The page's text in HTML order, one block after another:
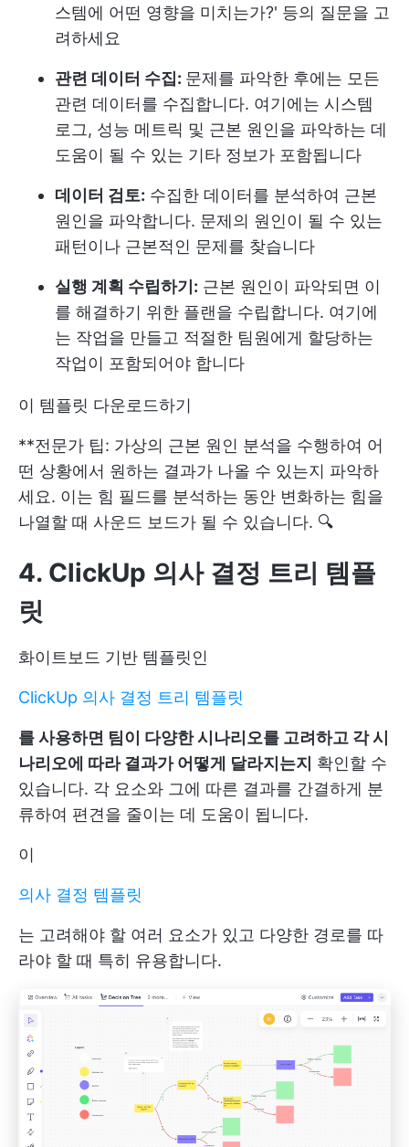
스템에 어떤 영향을 미치는가?' 등의 질문을 고
려하세요
관련 데이터 수집: 문제를 파악한 후에는 모든
관련 데이터를 수집합니다. 여기에는 시스템
로그, 성능 메트릭 및 근본 원인을 파악하는 데
도움이 될 수 있는 기타 정보가 포함됩니다
데이터 검토: 수집한 데이터를 분석하여 근본
원인을 파악합니다. 문제의 원인이 될 수 있는
패턴이나 근본적인 문제를 찾습니다
실행 계획 수립하기: 근본 원인이 파악되면 이
를 해결하기 위한 플랜을 수립합니다. 여기에
는 작업을 만들고 적절한 팀원에게 할당하는
작업이 포함되어야 합니다
이 템플릿 다운로드하기
**전문가 팁: 가상의 근본 원인 분석을 수행하여 어
떤 상황에서 원하는 결과가 나올 수 있는지 파악하
세요. 이는 힘 필드를 분석하는 동안 변화하는 힘을
나열할 때 사운드 보드가 될 수 있습니다. 🔍
4. ClickUp 의사 결정 트리 템플
릿
화이트보드 기반 템플릿인
ClickUp 의사 결정 트리 템플릿
를 사용하면 팀이 다양한 시나리오를 고려하고 각 시
나리오에 따라 결과가 어떻게 달라지는지 확인할 수
있습니다. 각 요소와 그에 따른 결과를 간결하게 분
류하여 편견을 줄이는 데 도움이 됩니다.
이
의사 결정 템플릿
는 고려해야 할 여러 요소가 있고 다양한 경로를 따
라야 할 때 특히 유용합니다.